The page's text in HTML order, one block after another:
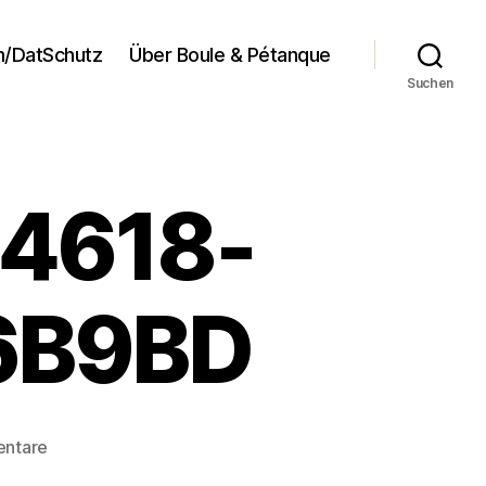
DatSchutz Über Boule & Pétanque
Suchen